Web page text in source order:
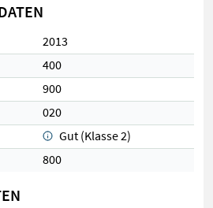
2013
400
900
020
Gut (Klasse 2)
800